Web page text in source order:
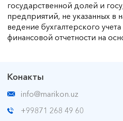
государственной долей и
предприятий, не указанных в
ведение бухгалтерского
финансовой отчетности на
Конакты
info@marikon.uz
+99871 268 49 60